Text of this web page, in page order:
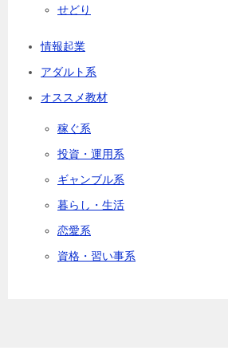
せどり
情報起業
アダルト系
オススメ教材
稼ぐ系
投資・運用系
ギャンブル系
暮らし・生活
恋愛系
資格・習い事系